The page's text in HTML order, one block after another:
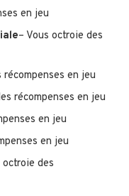
en jeu
– Vous octroie des
en jeu
récompenses en jeu
en jeu
en jeu
octroie des